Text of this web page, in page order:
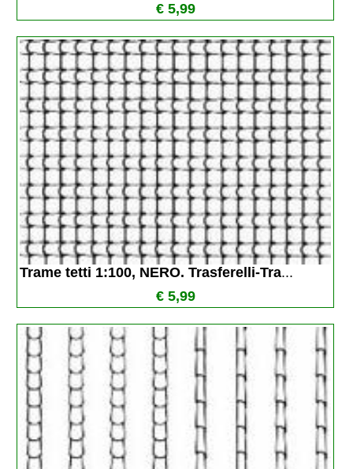
€ 5,99
Trame tetti 1:100, NERO. Trasferelli-Tra...
€ 5,99